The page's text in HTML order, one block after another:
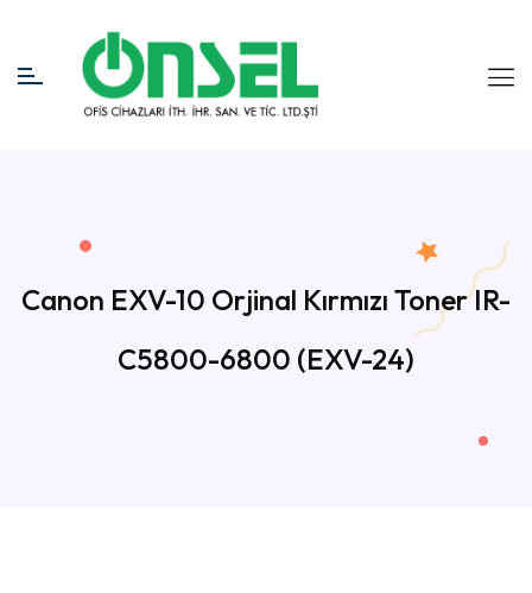
Canon EXV-10 Orjinal Kırmızı Toner IR-
C5800-6800 (EXV-24)